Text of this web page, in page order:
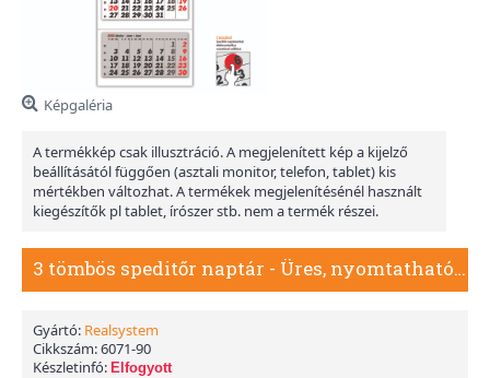
Képgaléria
A termékkép csak illusztráció. A megjelenített kép a kijelző
beállításától függően (asztali monitor, telefon, tablet) kis
mértékben változhat. A termékek megjelenítésénél használt
kiegészítők pl tablet, írószer stb. nem a termék részei.
3 tömbös speditőr naptár - Üres, nyomtatható fejrésszel
Gyártó: Realsystem
Cikkszám:6071-90
Készletinfó: Elfogyott